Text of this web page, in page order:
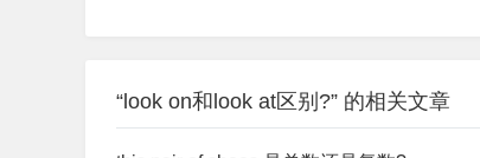
“look on和look at区别?” 的相关文章